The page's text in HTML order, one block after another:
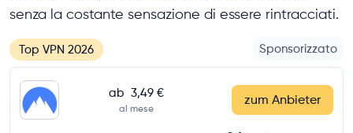
senza la costante sensazione di essere rintracciati.
Top VPN 2026 Sponsorizzato
ab 3,49 €
al mese
zum Anbieter